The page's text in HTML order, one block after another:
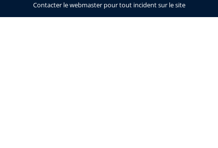
Contacter le webmaster pour tout incident sur le site